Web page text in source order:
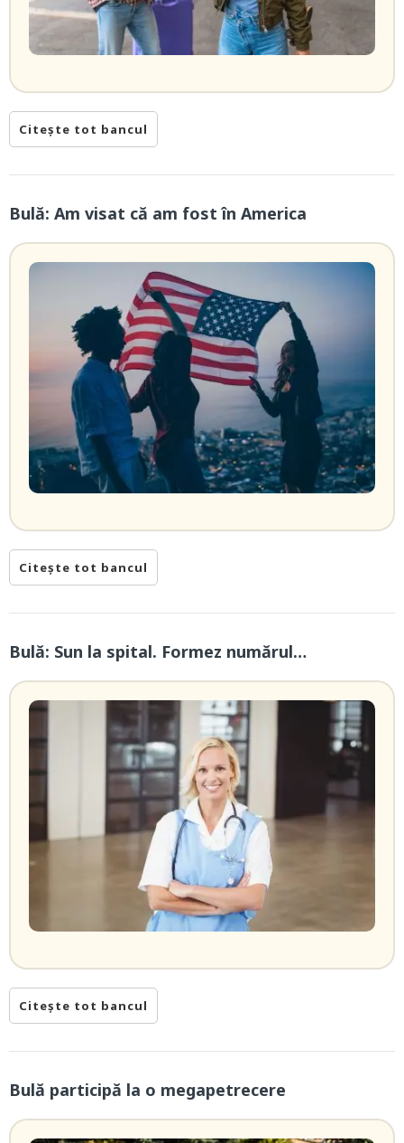
Citește tot bancul
Bulă: Am visat că am fost în America
Citește tot bancul
Bulă: Sun la spital. Formez numărul…
Citește tot bancul
Bulă participă la o megapetrecere